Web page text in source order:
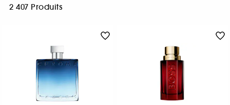
2 407 Produits